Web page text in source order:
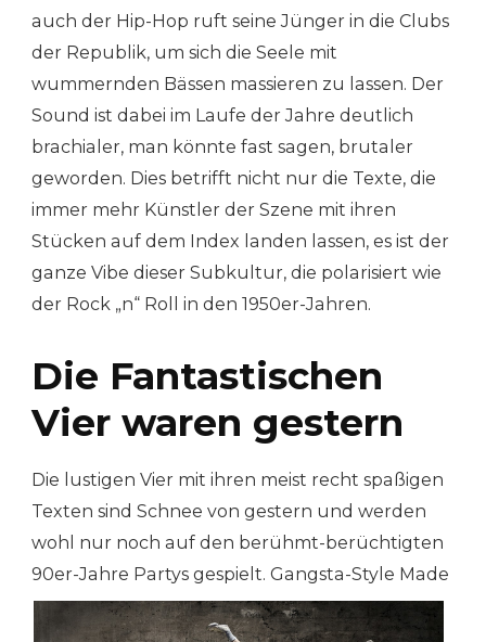
auch der Hip-Hop ruft seine Jünger in die Clubs
der Republik, um sich die Seele mit
wummernden Bässen massieren zu lassen. Der
Sound ist dabei im Laufe der Jahre deutlich
brachialer, man könnte fast sagen, brutaler
geworden. Dies betrifft nicht nur die Texte, die
immer mehr Künstler der Szene mit ihren
Stücken auf dem Index landen lassen, es ist der
ganze Vibe dieser Subkultur, die polarisiert wie
der Rock „n“ Roll in den 1950er-Jahren.
Die Fantastischen
Vier waren gestern
Die lustigen Vier mit ihren meist recht spaßigen
Texten sind Schnee von gestern und werden
wohl nur noch auf den berühmt-berüchtigten
90er-Jahre Partys gespielt. Gangsta-Style Made